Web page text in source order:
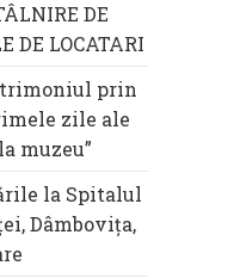
DE
DE LOCATARI
prin
zile ale
muzeu”
la Spitalul
Dâmbovița,